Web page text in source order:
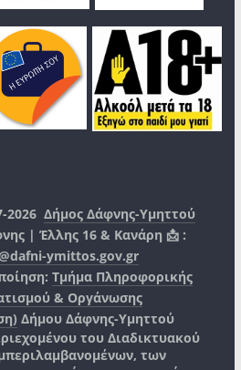
2026Δήμος Δάφνης-Υμηττού
| Έλλης 16 & Κανάρη 📩 :
ymittos.gov.gr
Τμήμα Πληροφορικής
& Οργάνωσης
Δήμου Δάφνης-Υμηττού
του Διαδικτυακού
των